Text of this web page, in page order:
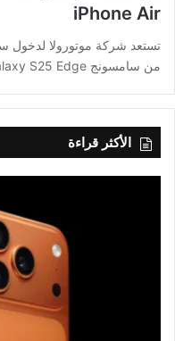
iPhone Air
تستعد شركة موتورولا لدخول
من سامسونج Galaxy S25 Edge وTecno Spark Slim وبالطبع…
الأكثر قراءة